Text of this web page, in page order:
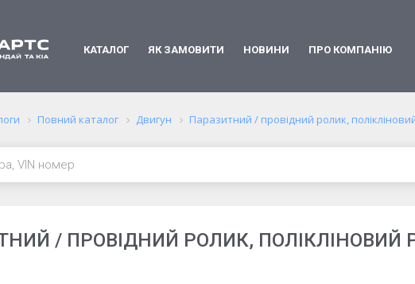
КАТАЛОГ ЯК ЗАМОВИТИ НОВИНИ ПРО КОМПАНІЮ
Повний каталог Двигун Паразитний / провідний ролик,
/ ПРОВІДНИЙ РОЛИК, ПОЛІКЛІНОВИЙ